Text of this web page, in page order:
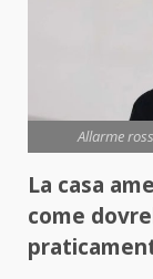
Allarme
La casa
come